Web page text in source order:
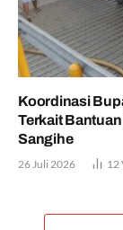
Koordinasi
Terkait
Sangihe
26 Juli 2026 12